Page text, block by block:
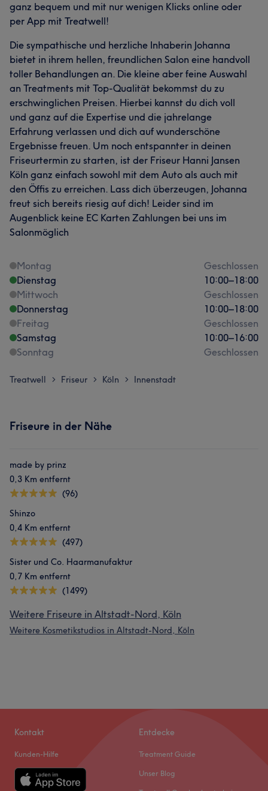
ganz bequem und mit nur wenigen Klicks online oder
per App mit Treatwell!
Die sympathische und herzliche Inhaberin Johanna
bietet in ihrem hellen, freundlichen Salon eine handvoll
toller Behandlungen an. Die kleine aber feine Auswahl
an Treatments mit Top-Qualität bekommst du zu
erschwinglichen Preisen. Hierbei kannst du dich voll
und ganz auf die Expertise und die jahrelange
Erfahrung verlassen und dich auf wunderschöne
Ergebnisse freuen. Um noch entspannter in deinen
Friseurtermin zu starten, ist der Friseur Hanni Jansen
Köln ganz einfach sowohl mit dem Auto als auch mit
den Öffis zu erreichen. Lass dich überzeugen, Johanna
freut sich bereits riesig auf dich! Leider sind im
Augenblick keine EC Karten Zahlungen bei uns im
Salonmöglich
Montag
Geschlossen
Dienstag
10:00–18:00
Mittwoch
Geschlossen
Donnerstag
10:00–18:00
Freitag
Geschlossen
Samstag
10:00–16:00
Sonntag
Geschlossen
Treatwell > Friseur > Köln > Innenstadt
Friseure in der Nähe
made by prinz
0,3 Km entfernt
(96)
Shinzo
0,4 Km entfernt
(497)
Sister und Co. Haarmanufaktur
0,7 Km entfernt
(1499)
Weitere Friseure in Altstadt-Nord, Köln
Weitere Kosmetikstudios in Altstadt-Nord, Köln
Kontakt
Kunden-Hilfe
Entdecke
Treatment Guide
Unser Blog